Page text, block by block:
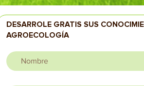
DESARROLE GRATIS SUS
AGROECOLOGÍA